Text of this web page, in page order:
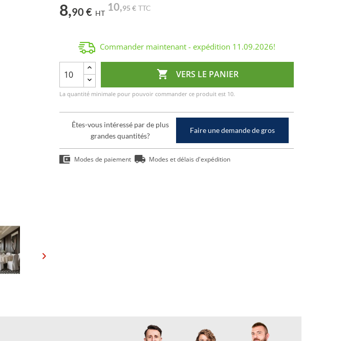
8,90 € HT
10,95 € TTC
Commander maintenant - expédition 11.09.2026!
 VERS LE PANIER
La quantité minimale pour pouvoir commander ce produit est 10.
Êtes-vous intéressé par de plus
grandes quantités?
Faire une demande de gros
Modes de paiement Modes et délais d'expédition